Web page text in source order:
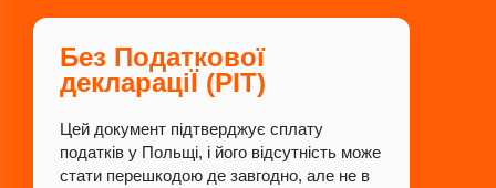
Без Податкової
деклараціЇ (PIT)
Цей документ підтверджує сплату
податків у Польщі, і його відсутність може
стати перешкодою де завгодно, але не в